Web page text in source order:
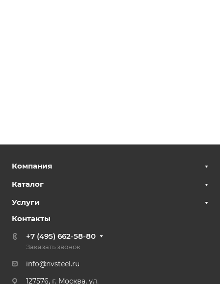
Компания
Каталог
Услуги
Контакты
+7 (495) 662-58-80
Заказать звонок
info@nvsteel.ru
127576, г. Москва, ул.